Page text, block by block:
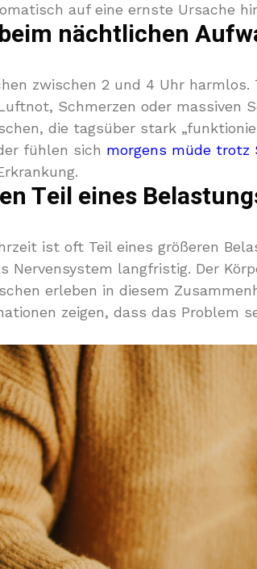
auf eine ernste Ursache
nächtlichen
zwischen 2 und 4 Uhr
Schmerzen oder massiven
die tagsüber stark
fühlen sich morgens müde trotz
Teil eines
ist oft Teil eines größeren
Nervensystem langfristig. Der
erleben in diesem
zeigen, dass das Problem